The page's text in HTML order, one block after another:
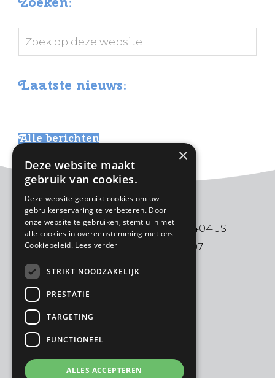
Zoek
op
website
Laatste nieuws:
Alle berichten
De Ark | Aalbersestraat 2 | 3404 JS
IJsselstein | 030-6880997
×
Deze website maakt
gebruik van cookies.
Deze website gebruikt cookies om uw
gebruikerservaring te verbeteren. Door
onze website te gebruiken, stemt u in met
alle cookies in overeenstemming met ons
Cookiebeleid. Lees verder
STRIKT NOODZAKELIJK
PRESTATIE
TARGETING
FUNCTIONEEL
ALLES ACCEPTEREN